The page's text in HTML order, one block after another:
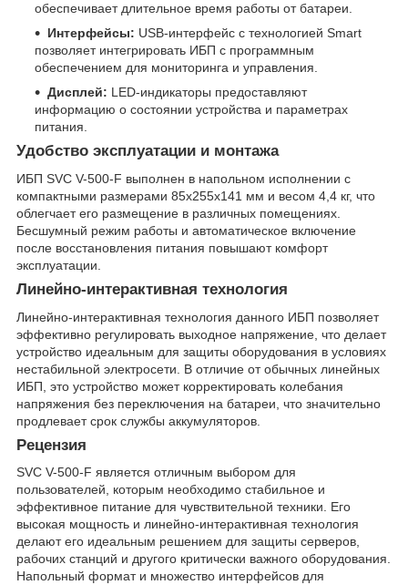
обеспечивает длительное время работы от батареи.
Интерфейсы: USB-интерфейс с технологией Smart
позволяет интегрировать ИБП с программным
обеспечением для мониторинга и управления.
Дисплей: LED-индикаторы предоставляют
информацию о состоянии устройства и параметрах
питания.
Удобство эксплуатации и монтажа
ИБП SVC V-500-F выполнен в напольном исполнении с
компактными размерами 85x255x141 мм и весом 4,4 кг, что
облегчает его размещение в различных помещениях.
Бесшумный режим работы и автоматическое включение
после восстановления питания повышают комфорт
эксплуатации.
Линейно-интерактивная технология
Линейно-интерактивная технология данного ИБП позволяет
эффективно регулировать выходное напряжение, что делает
устройство идеальным для защиты оборудования в условиях
нестабильной электросети. В отличие от обычных линейных
ИБП, это устройство может корректировать колебания
напряжения без переключения на батареи, что значительно
продлевает срок службы аккумуляторов.
Рецензия
SVC V-500-F является отличным выбором для
пользователей, которым необходимо стабильное и
эффективное питание для чувствительной техники. Его
высокая мощность и линейно-интерактивная технология
делают его идеальным решением для защиты серверов,
рабочих станций и другого критически важного оборудования.
Напольный формат и множество интерфейсов для